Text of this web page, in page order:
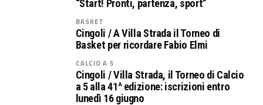
“Start! Pronti, partenza, sport”
BASKET
Cingoli / A Villa Strada il Torneo di
Basket per ricordare Fabio Elmi
CALCIO A 5
Cingoli / Villa Strada, il Torneo di Calcio
a 5 alla 41^ edizione: iscrizioni entro
lunedì 16 giugno